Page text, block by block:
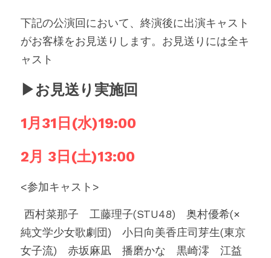
下記の公演回において、終演後に出演キャスト
がお客様をお見送りします。お見送りには全キ
ャスト
▶︎お見送り実施回
1月31日(水)19:00
2月 3日(土)13:00
<参加キャスト>
純文学少女歌劇団)　小日向美香庄司芽生(東京
女子流)　赤坂麻凪　播磨かな　黒崎澪　江益